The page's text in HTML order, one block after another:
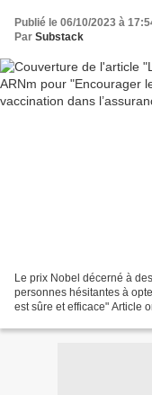
l’assurance
(Substack)
Publié le 06/10/2023 à
Par Substack
Le prix Nobel décerné à
personnes hésitantes à
est sûre et efficace" Article